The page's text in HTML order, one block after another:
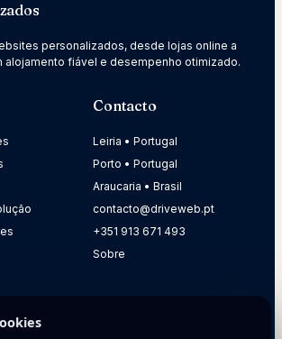
personalizados, desde lojas online a
alojamento fiável e desempenho otimizado.
Contacto
Leiria • Portugal
Porto • Portugal
Araucaria • Brasil
contacto@driveweb.pt
+351 913 671 493
Sobre